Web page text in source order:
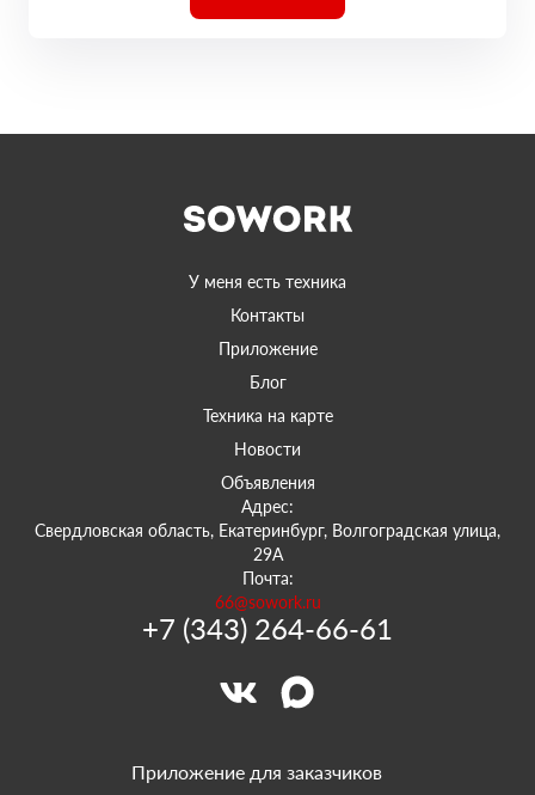
У меня есть техника
Контакты
Приложение
Блог
Техника на карте
Новости
Объявления
Адрес:
Свердловская область, Екатеринбург, Волгоградская улица,
29А
Почта:
66@sowork.ru
+7 (343) 264-66-61
Приложение для заказчиков